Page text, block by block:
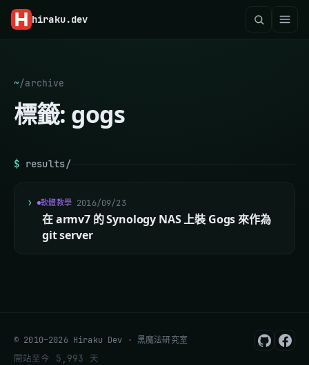
hiraku.dev
~/archive
標籤: gogs
$ results/
2016/09/23
軟體教學
在 armv7 的 Synology NAS 上裝 Gogs 來作為
git server
© 2010–2026 Hiraku Dev · 黑魔法研究室
開站至今 5,993 天